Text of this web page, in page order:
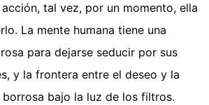
tal vez, por un momento, ella
La mente humana tiene una
para dejarse seducir por sus
y la frontera entre el deseo y la
bajo la luz de los filtros.